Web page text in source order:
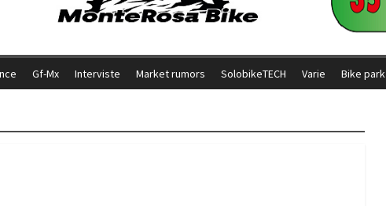
Gf-Mx Interviste Market rumors SolobikeTECH Varie Bike park